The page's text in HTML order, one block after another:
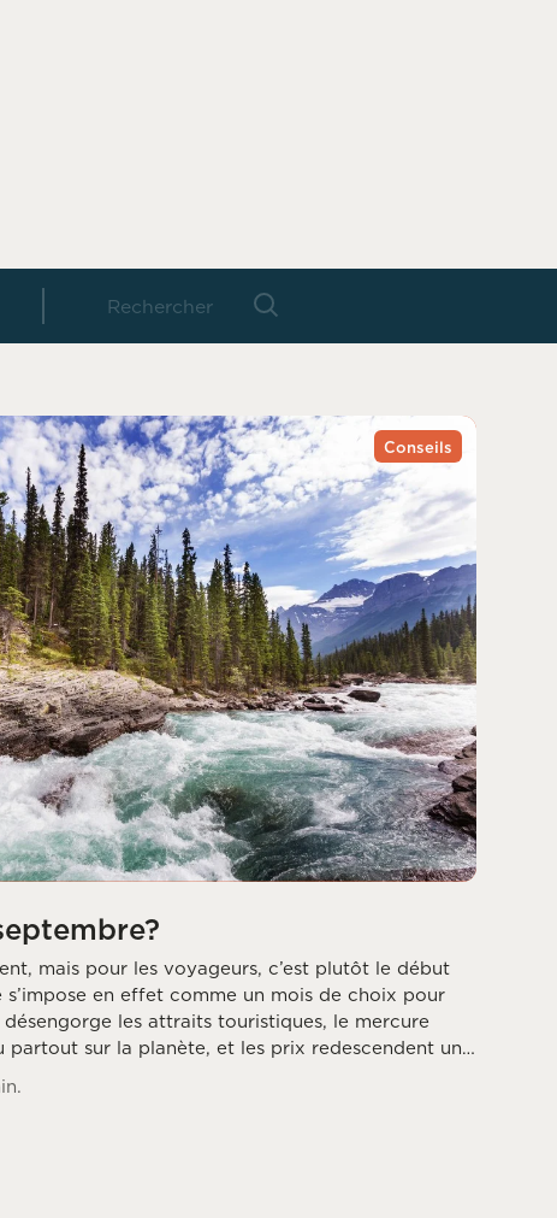
Conseils
mais pour les voyageurs, c’est plutôt le début
en effet comme un mois de choix pour
les attraits touristiques, le mercure
partout sur la planète, et les prix redescendent une
Reste à choisir la bonne destination, puisque
mois différemment, entre saison des ouragans,
printemps dans l’hémisphère sud.